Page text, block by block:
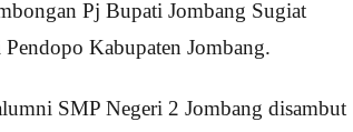
Pj Bupati Jombang Sugiat
Kabupaten Jombang.
SMP Negeri 2 Jombang disambut